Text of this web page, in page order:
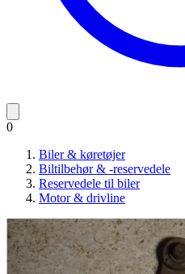
0
Biler & køretøjer
Biltilbehør & -reservedele
Reservedele til biler
Motor & drivline